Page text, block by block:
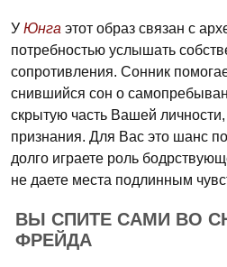
У Юнга этот образ связан с
потребностью услышать
сопротивления. Сонник
снившийся сон о
скрытую часть Вашей личности,
признания. Для Вас это шанс
долго играете роль
не даете места подлинным
ВЫ СПИТЕ САМИ ВО
ФРЕЙДА